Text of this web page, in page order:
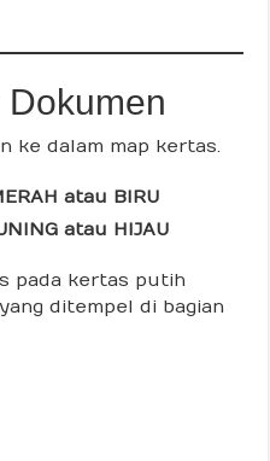
ke dalam map kertas.
atau BIRU
atau HIJAU
pada kertas putih
ditempel di bagian